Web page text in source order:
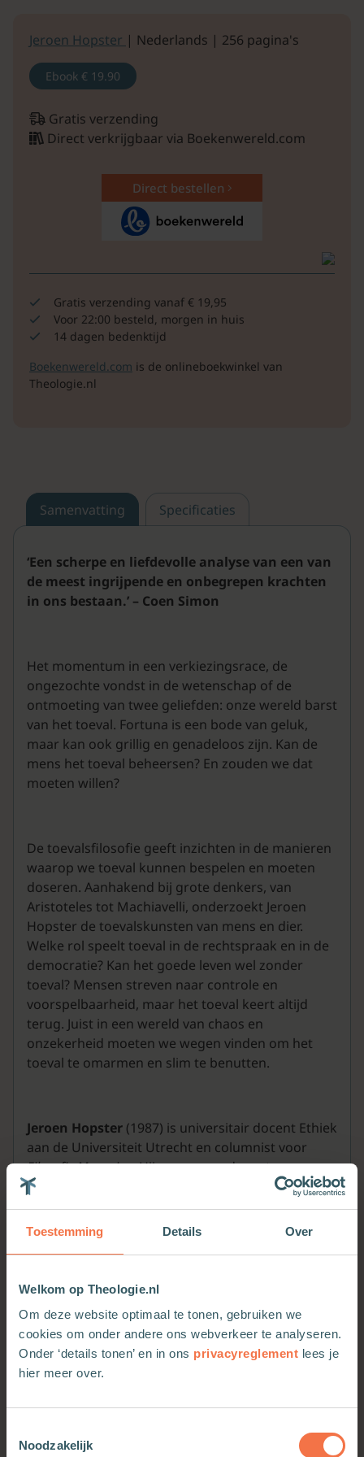
Toestemming Details Over
Welkom op Theologie.nl
Om deze website optimaal te tonen, gebruiken we
cookies om onder andere ons webverkeer te analyseren.
Onder ‘details tonen’ en in ons privacyreglement lees je
hier meer over.
Noodzakelijk
Jeroen Hopster | Nederlands | 256 pagina's
Ebook € 19.90
Gratis verzending
Direct verkrijgbaar via Boekenwereld.com
Direct bestellen
Gratis verzending vanaf € 19,95
Voor 22:00 besteld, morgen in huis
14 dagen bedenktijd
Boekenwereld.com is de onlineboekwinkel van
Theologie.nl
Samenvatting Specificaties
‘Een scherpe en liefdevolle analyse van een van
de meest ingrijpende en onbegrepen krachten
in ons bestaan.’ – Coen Simon
Het momentum in een verkiezingsrace, de
ongezochte vondst in de wetenschap of de
ontmoeting van twee geliefden: onze wereld barst
van het toeval. Fortuna is een bode van geluk,
maar kan ook grillig en genadeloos zijn. Kan de
mens het toeval beheersen? En zouden we dat
moeten willen?
De toevalsfilosofie geeft inzichten in de manieren
waarop we toeval kunnen bespelen en moeten
doseren. Aanhakend bij grote denkers, van
Aristoteles tot Machiavelli, onderzoekt Jeroen
Hopster de toevalskunsten van mens en dier.
Welke rol speelt toeval in de rechtspraak en in de
democratie? Kan het goede leven wel zonder
toeval? Mensen streven naar controle en
voorspelbaarheid, maar het toeval keert altijd
terug. Juist in een wereld van chaos en
onzekerheid moeten we wegen vinden om het
toeval te omarmen en slim te benutten.
Jeroen Hopster (1987) is universitair docent Ethiek
aan de Universiteit Utrecht en columnist voor
Filosofie Magazine. Hij promoveerde met een
proefschrift over evolutionaire ethiek en doet
onderzoek naar morele vraagstukken over
techniek en klimaat. Over toeval en ‘what if-
Meer van deze auteur